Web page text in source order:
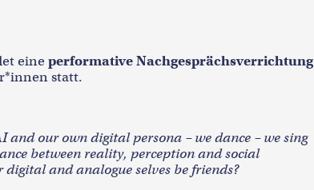
eine performative Nachgesprächsverrichtung
statt.
our own digital persona – we dance – we sing
between reality, perception and social
and analogue selves be friends?